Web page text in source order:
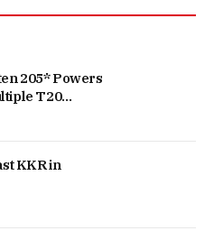
205* Powers
T20
KKR in